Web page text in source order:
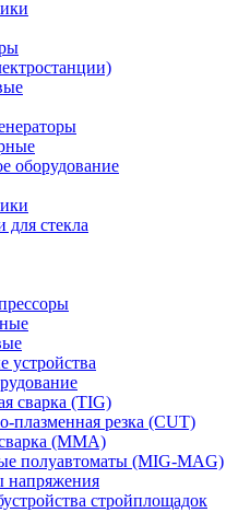
оборудование
для стекла
устройства
сварка (TIG)
плазменная резка (CUT)
сварка (ММА)
полуавтоматы (MIG-MAG)
напряжения
стройплощадок